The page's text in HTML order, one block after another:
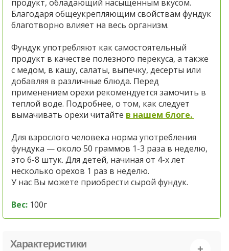
продукт, обладающий насыщенным вкусом.
Благодаря общеукрепляющим свойствам фундук
благотворно влияет на весь организм.
Фундук употребляют как самостоятельный
продукт в качестве полезного перекуса, а также
с медом, в кашу, салаты, выпечку, десерты или
добавляя в различные блюда. Перед
применением орехи рекомендуется замочить в
теплой воде. Подробнее, о том, как следует
вымачивать орехи читайте в нашем блоге.
Для взрослого человека норма употребления
фундука — около 50 граммов 1-3 раза в неделю,
это 6-8 штук. Для детей, начиная от 4-х лет
несколько орехов 1 раз в неделю.
У нас Вы можете приобрести сырой фундук.
Вес: 100г
Характеристики